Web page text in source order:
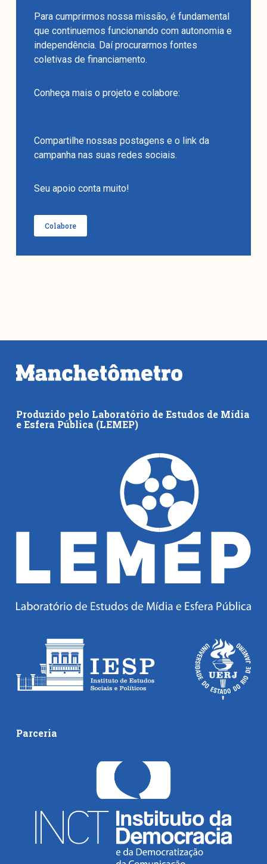
Para cumprirmos nossa missão, é fundamental
que continuemos funcionando com autonomia e
independência. Daí procurarmos fontes
coletivas de financiamento.
Conheça mais o projeto e colabore:
Compartilhe nossas postagens e o link da
campanha nas suas redes sociais.
Seu apoio conta muito!
Colabore
Produzido pelo Laboratório de Estudos de Mídia
e Esfera Pública (LEMEP)
Parceria